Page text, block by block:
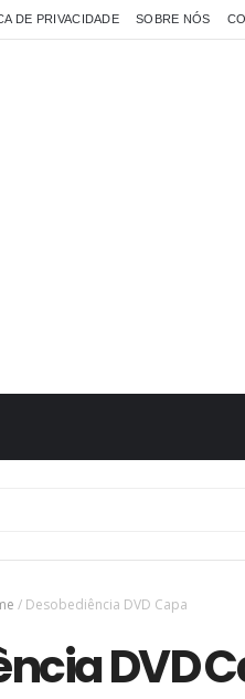
DE PRIVACIDADE SOBRE NÓS
/ Desobediência DVD Capa
DVD